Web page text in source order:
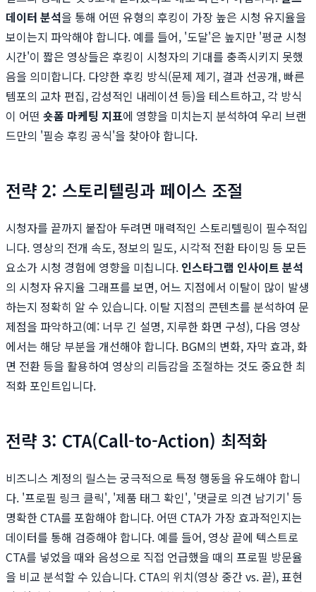
데이터 분석을 통해 어떤 유형의 후킹이 가장 높은 시청 유지율을
보이는지 파악해야 합니다. 예를 들어, '도달'은 높지만 '평균 시청
시간'이 짧은 영상들은 후킹이 시청자의 기대를 충족시키지 못했
음을 의미합니다. 다양한 후킹 방식(문제 제기, 결과 선공개, 빠른
템포의 교차 편집, 감성적인 내레이션 등)을 테스트하고, 각 방식
이 어떤 숏폼 마케팅 지표에 영향을 미치는지 분석하여 우리 브랜
드만의 '필승 후킹 공식'을 찾아야 합니다.
전략 2: 스토리텔링과 페이스 조절
시청자를 끝까지 붙잡아 두려면 매력적인 스토리텔링이 필수적입
니다. 영상의 전개 속도, 정보의 밀도, 시각적 전환 타이밍 등 모든
요소가 시청 경험에 영향을 미칩니다. 인스타그램 인사이트 분석
의 시청자 유지율 그래프를 보면, 어느 지점에서 이탈이 많이 발생
하는지 정확히 알 수 있습니다. 이탈 지점의 콘텐츠를 분석하여 문
제점을 파악하고(예: 너무 긴 설명, 지루한 화면 구성), 다음 영상
에서는 해당 부분을 개선해야 합니다. BGM의 변화, 자막 효과, 화
면 전환 등을 활용하여 영상의 리듬감을 조절하는 것도 중요한 최
적화 포인트입니다.
전략 3: CTA(Call-to-Action) 최적화
비즈니스 계정의 릴스는 궁극적으로 특정 행동을 유도해야 합니
다. '프로필 링크 클릭', '제품 태그 확인', '댓글로 의견 남기기' 등
명확한 CTA를 포함해야 합니다. 어떤 CTA가 가장 효과적인지는
데이터를 통해 검증해야 합니다. 예를 들어, 영상 끝에 텍스트로
CTA를 넣었을 때와 음성으로 직접 언급했을 때의 프로필 방문율
을 비교 분석할 수 있습니다. CTA의 위치(영상 중간 vs. 끝), 표현